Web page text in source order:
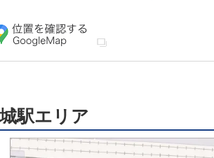
駅エリア